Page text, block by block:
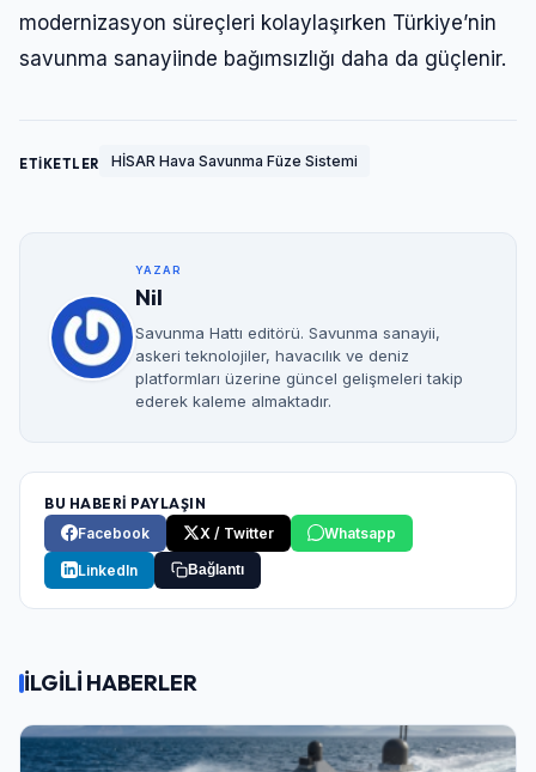
modernizasyon süreçleri kolaylaşırken Türkiye’nin
savunma sanayiinde bağımsızlığı daha da güçlenir.
ETİKETLER HİSAR Hava Savunma Füze Sistemi
YAZAR
Nil
Savunma Hattı editörü. Savunma sanayii,
askeri teknolojiler, havacılık ve deniz
platformları üzerine güncel gelişmeleri takip
ederek kaleme almaktadır.
BU HABERİ PAYLAŞIN
Facebook
X / Twitter Whatsapp
LinkedIn Bağlantı
İLGİLİ HABERLER